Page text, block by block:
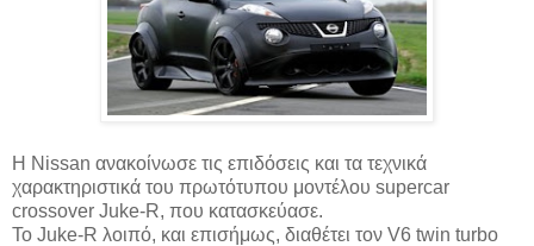
Η Nissan ανακοίνωσε τις επιδόσεις και τα τεχνικά
χαρακτηριστικά του πρωτότυπου μοντέλου supercar
crossover Juke-R, που κατασκεύασε.
Το Juke-R λοιπό, και επισήμως, διαθέτει τον V6 twin turbo